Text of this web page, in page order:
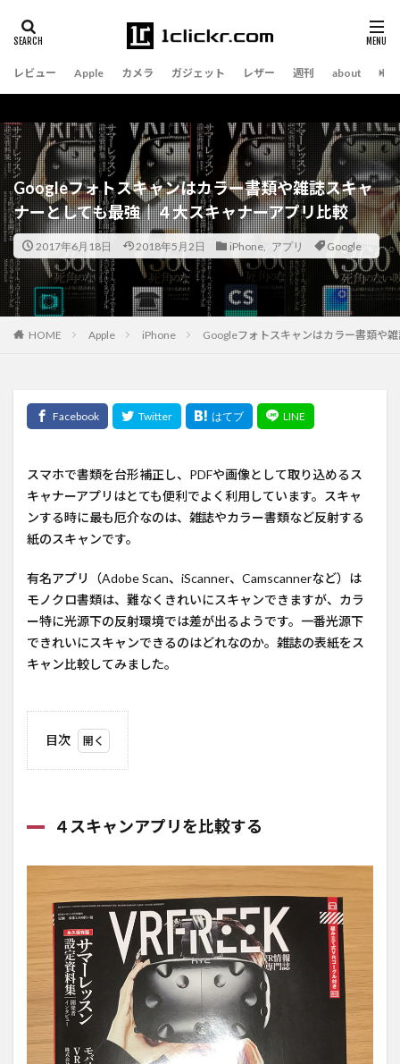
レビュー Apple カメラ ガジェット レザー 週刊 about
Googleフォトスキャンはカラー書類や雑誌スキャ
ナーとしても最強｜４大スキャナーアプリ比較
2017年6月18日 2018年5月2日 iPhone, アプリ Google
HOME Apple iPhone Googleフォトスキャンはカラー書類や
スマホで書類を台形補正し、PDFや画像として取り込めるス
キャナーアプリはとても便利でよく利用しています。スキャ
ンする時に最も厄介なのは、雑誌やカラー書類など反射する
紙のスキャンです。
有名アプリ（Adobe Scan、iScanner、Camscannerなど）は
モノクロ書類は、難なくきれいにスキャンできますが、カラ
ー特に光源下の反射環境では差が出るようです。一番光源下
できれいにスキャンできるのはどれなのか。雑誌の表紙をス
キャン比較してみました。
目次
ンア
較す
る
2
Adobe
Scan
3
iScanner
４スキャンアプリを比較する